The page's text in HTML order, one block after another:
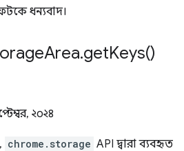
ধন্যবাদ।
Area.getKeys()
২০২৪
chrome.storage API দ্বারা ব্যবহৃত